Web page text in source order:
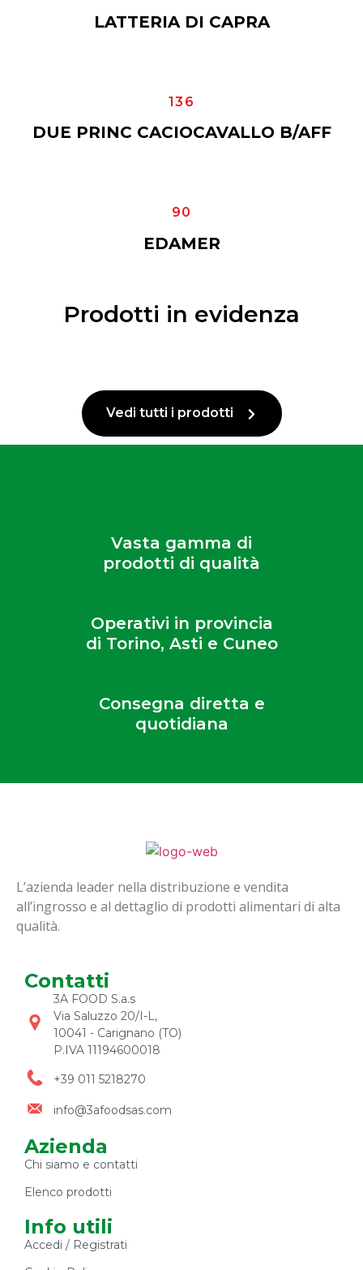
LATTERIA DI CAPRA
136
DUE PRINC CACIOCAVALLO B/AFF
90
EDAMER
Prodotti in evidenza
Vedi tutti i prodotti
Vasta gamma di
prodotti di qualità
Operativi in provincia
di Torino, Asti e Cuneo
Consegna diretta e
quotidiana
L’azienda leader nella distribuzione e vendita
all’ingrosso e al dettaglio di prodotti alimentari di alta
qualità.
Contatti
3A FOOD S.a.s
Via Saluzzo 20/I-L,
10041 - Carignano (TO)
P.IVA 11194600018
+39 011 5218270
info@3afoodsas.com
Azienda
Chi siamo e contatti
Elenco prodotti
Info utili
Accedi / Registrati